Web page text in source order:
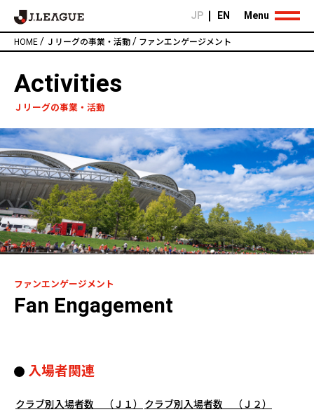
JP EN
HOME / Ｊリーグの事業・活動 / ファンエンゲージメント
Menu
Activities
Ｊリーグの事業・活動
ファンエンゲージメント
Fan Engagement
入場者関連
クラブ別入場者数 （Ｊ１）
クラブ別入場者数 （Ｊ２）